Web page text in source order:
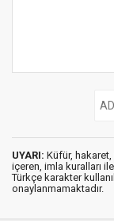
UYARI: Küfür,
içeren, imla kuralları
Türkçe karakter
onaylanmamaktadır.